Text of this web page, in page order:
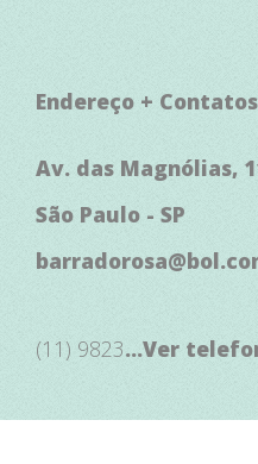
Endereço +
Av. das Magnólias,
São Paulo - SP
(11) 9823...Ver